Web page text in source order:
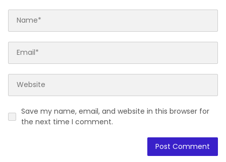
Save my name, email, and website in this browser for
the next time I comment.